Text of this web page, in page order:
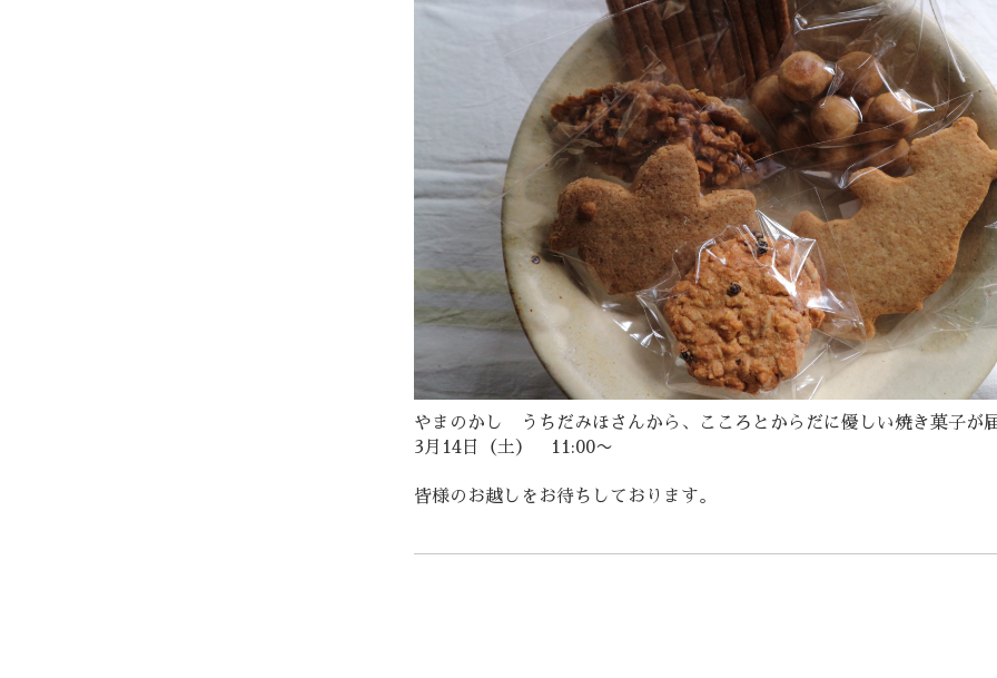
やまのかし うちだみほさんから、こころとからだに優しい焼き菓子が
3月14日（土） 11:00〜
皆様のお越しをお待ちしております。